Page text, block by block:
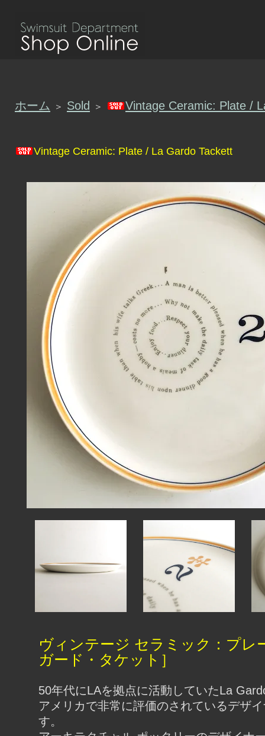
ホーム ＞ Sold ＞ Vintage Ceramic: Plate /
Vintage Ceramic: Plate / La Gardo Tackett
ヴィンテージ セラミック：プレ
ガード・タケット］
50年代にLAを拠点に活動していたLa
アメリカで非常に評価のされているデザ
す。